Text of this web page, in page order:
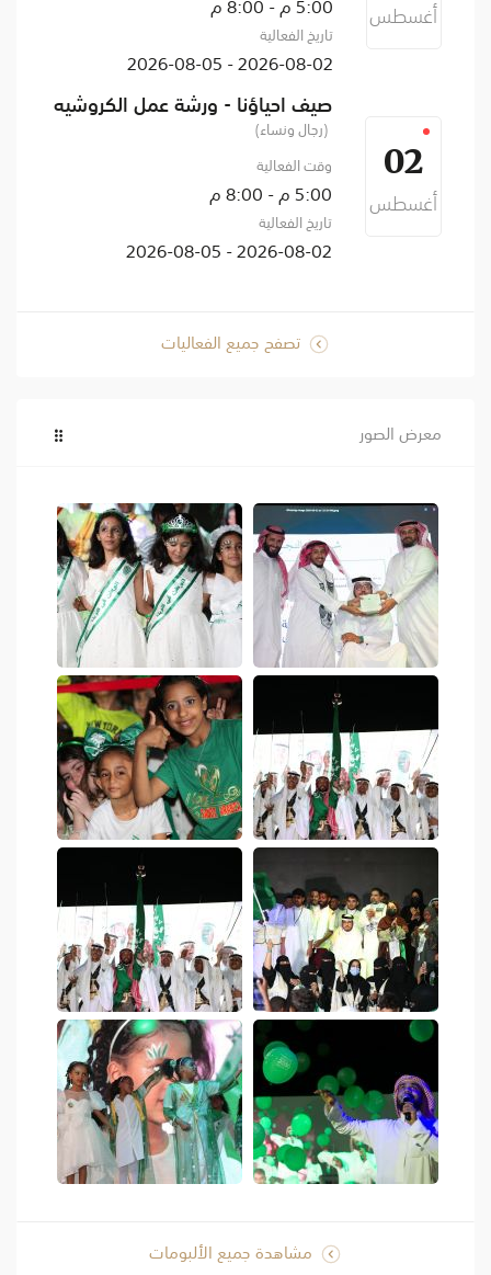
أغسطس
تاريخ الفعالية
2026-08-02 - 2026-08-05
02
أغسطس
صيف احياؤنا - ورشة عمل الكروشيه
(رجال ونساء)
وقت الفعالية
5:00 م - 8:00 م
تاريخ الفعالية
2026-08-02 - 2026-08-05
تصفح جميع الفعاليات
معرض الصور
مشاهدة جميع الألبومات